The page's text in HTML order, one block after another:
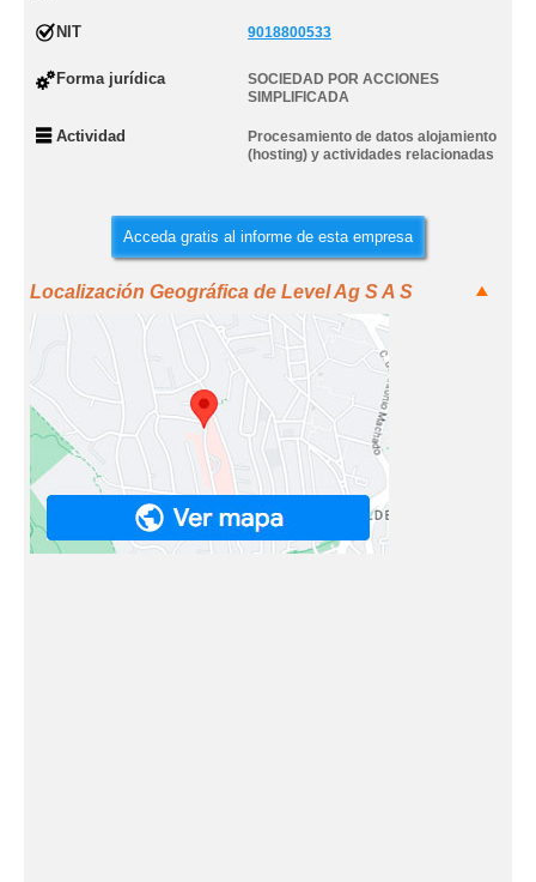
NIT 9018800533
Forma jurídica
SOCIEDAD POR ACCIONES
SIMPLIFICADA
Actividad
Procesamiento de datos alojamiento
(hosting) y actividades relacionadas
Acceda gratis al informe de esta empresa
Localización Geográfica de Level Ag S A S